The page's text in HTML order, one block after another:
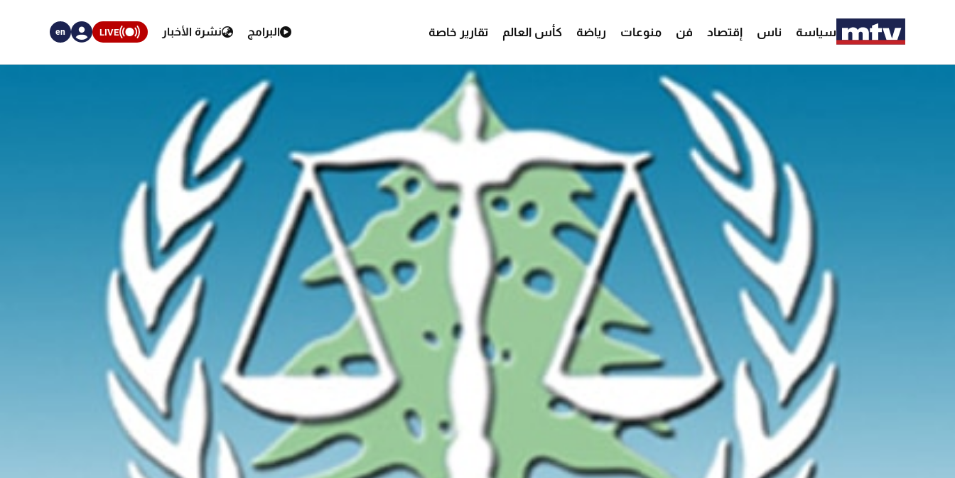
سياسة ناس إقتصاد فن منوعات رياضة كأس العالم تقارير خاصة البرامج نشرة الأخبار LIVE
en